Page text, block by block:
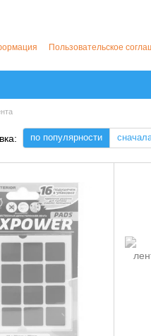
Пользовательское
по популярности